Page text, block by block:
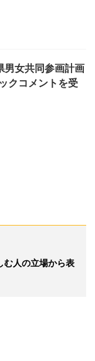
男女共同参画計画
クコメントを受
む人の立場から表